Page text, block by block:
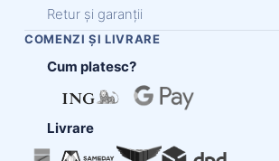
Retur și garanții
COMENZI ȘI LIVRARE
Cum platesc?
Livrare